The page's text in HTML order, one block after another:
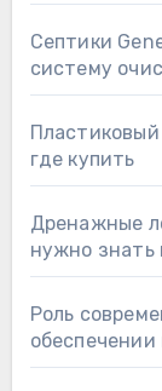
Септики
систему
где купить
Дренажные
нужно знать
Роль